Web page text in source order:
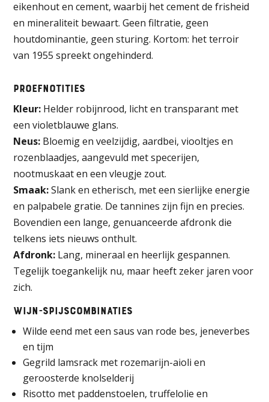
eikenhout en cement, waarbij het cement de frisheid
en mineraliteit bewaart. Geen filtratie, geen
houtdominantie, geen sturing. Kortom: het terroir
van 1955 spreekt ongehinderd.
Proefnotities
Kleur: Helder robijnrood, licht en transparant met
een violetblauwe glans.
Neus: Bloemig en veelzijdig, aardbei, viooltjes en
rozenblaadjes, aangevuld met specerijen,
nootmuskaat en een vleugje zout.
Smaak:Slank en etherisch, met een sierlijke energie
en palpabele gratie. De tannines zijn fijn en precies.
Bovendien een lange, genuanceerde afdronk die
telkens iets nieuws onthult.
Afdronk: Lang, mineraal en heerlijk gespannen.
Tegelijk toegankelijk nu, maar heeft zeker jaren voor
zich.
Wijn-spijscombinaties
Wilde eend met een saus van rode bes, jeneverbes
en tijm
Gegrild lamsrack met rozemarijn-aioli en
geroosterde knolselderij
Risotto met paddenstoelen, truffelolie en